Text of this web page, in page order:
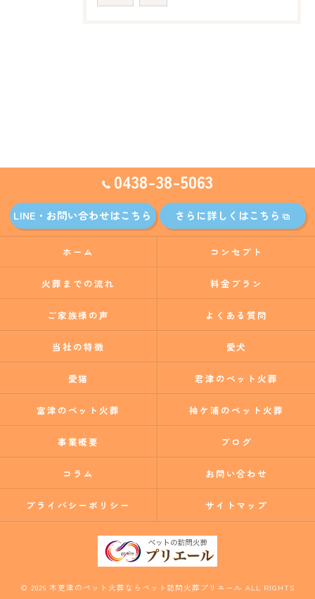
0438-38-5063
LINE・お問い合わせはこちら さらに詳しくはこちら
ホーム コンセプト
火葬までの流れ 料金プラン
ご家族様の声 よくある質問
当社の特徴 愛犬
愛猫 君津のペット火葬
富津のペット火葬 袖ケ浦のペット火葬
事業概要 ブログ
コラム お問い合わせ
プライバシーポリシー サイトマップ
© 2026 木更津のペット火葬ならペット訪問火葬プリエール ALL RIGHTS